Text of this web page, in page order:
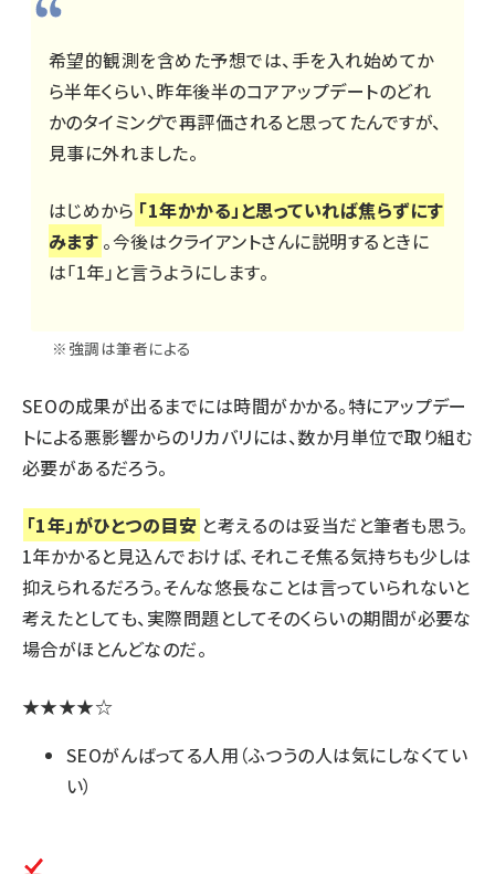
希望的観測を含めた予想では、手を入れ始めてか
ら半年くらい、昨年後半のコアアップデートのどれ
かのタイミングで再評価されると思ってたんですが、
見事に外れました。
はじめから 「1年かかる」と思っていれば焦らずにす
みます 。今後はクライアントさんに説明するときに
は「1年」と言うようにします。
※強調は筆者による
SEOの成果が出るまでには時間がかかる。特にアップデー
トによる悪影響からのリカバリには、数か月単位で取り組む
必要があるだろう。
「1年」がひとつの目安 と考えるのは妥当だと筆者も思う。
1年かかると見込んでおけば、それこそ焦る気持ちも少しは
抑えられるだろう。そんな悠長なことは言っていられないと
考えたとしても、実際問題としてそのくらいの期間が必要な
場合がほとんどなのだ。
★★★★☆
SEOがんばってる人用（ふつうの人は気にしなくてい
い）